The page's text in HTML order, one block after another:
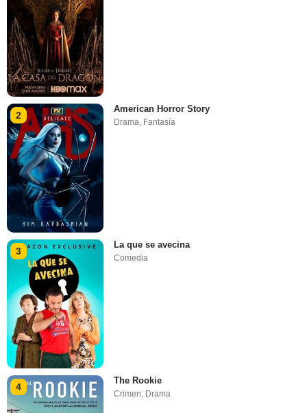
2
American Horror Story
Drama Fantasía
3
La que se avecina
Comedia
4
The Rookie
Crimen, Drama